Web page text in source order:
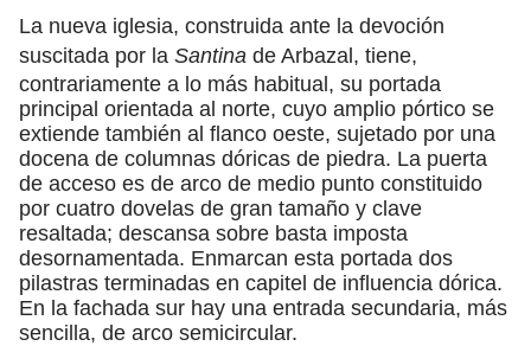
La nueva iglesia, construida ante la devoción
suscitada por la Santina de Arbazal, tiene,
contrariamente a lo más habitual, su portada
principal orientada al norte, cuyo amplio pórtico se
extiende también al flanco oeste, sujetado por una
docena de columnas dóricas de piedra. La puerta
de acceso es de arco de medio punto constituido
por cuatro dovelas de gran tamaño y clave
resaltada; descansa sobre basta imposta
desornamentada. Enmarcan esta portada dos
pilastras terminadas en capitel de influencia dórica.
En la fachada sur hay una entrada secundaria, más
sencilla, de arco semicircular.